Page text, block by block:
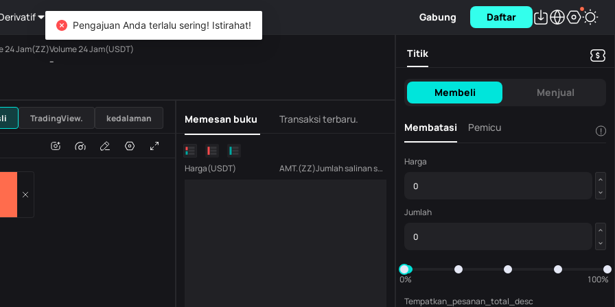
Kekayaan Gabung Daftar
24 Jam(ZZ)Volume 24 Jam(USDT)
--
USDT
Volume
TradingView. kedalaman Memesan buku Transaksi terbaru.
Harga(USDT) AMT.(ZZ) Jumlah salinan saat ini ZZ)
Titik
Membeli Menjual
Membatasi Pemicu !
Harga
Jumlah
0%
100%
Tempatkan_pesanan_total_desc
Pengajuan Anda terlalu sering! Istirahat!